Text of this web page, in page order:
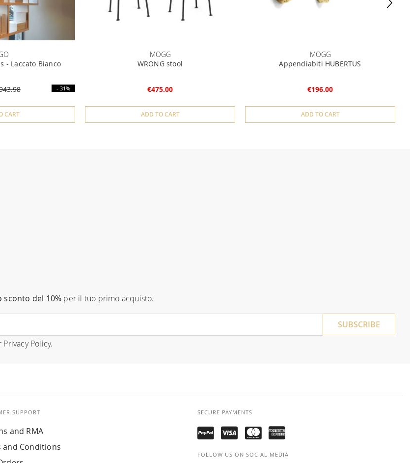
- Laccato Bianco
- 31%
CART
MOGG
WRONG stool
€475.00
ADD TO CART
MOGG
Appendiabiti HUBERTUS
€196.00
ADD TO CART
del 10% per il tuo primo acquisto.
Privacy Policy.
SUBSCRIBE
SUPPORT
and RMA
and Conditions
SECURE PAYMENTS
FOLLOW US ON SOCIAL MEDIA